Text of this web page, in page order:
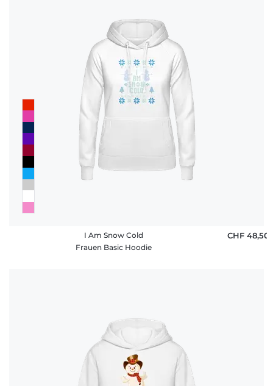
I Am Snow Cold
Frauen Basic Hoodie
CHF 48,50